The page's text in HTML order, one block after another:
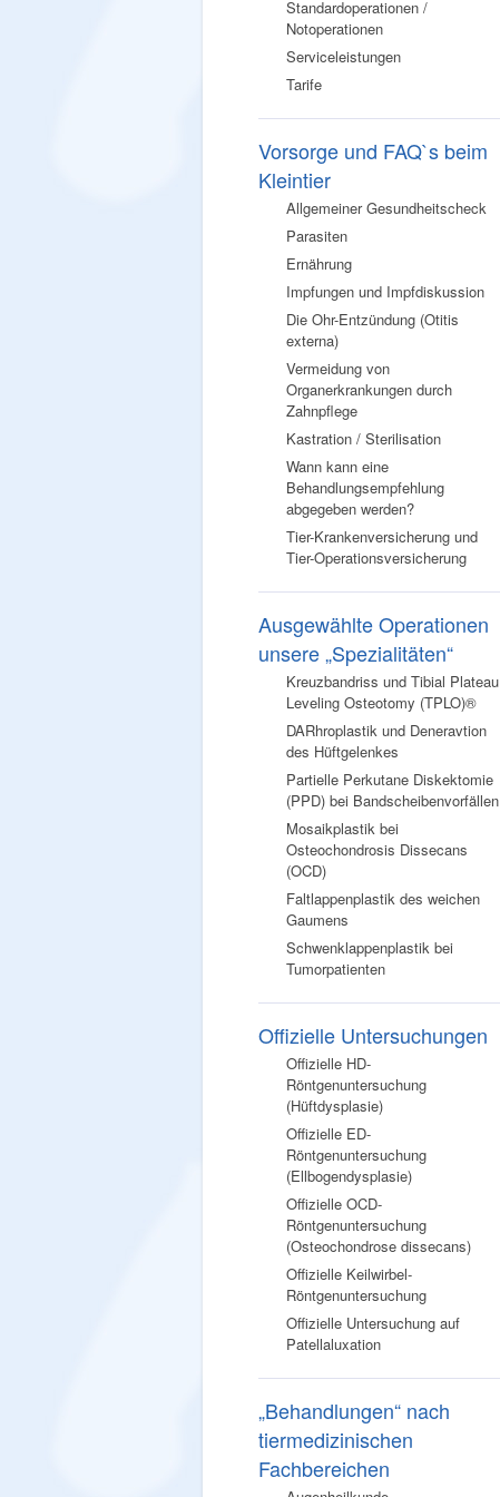
Standardoperationen /
Notoperationen
Serviceleistungen
Tarife
Vorsorge und FAQ`s beim
Kleintier
Allgemeiner Gesundheitscheck
Parasiten
Ernährung
Impfungen und Impfdiskussion
Die Ohr-Entzündung (Otitis
externa)
Vermeidung von
Organerkrankungen durch
Zahnpflege
Kastration / Sterilisation
Wann kann eine
Behandlungsempfehlung
abgegeben werden?
Tier-Krankenversicherung und
Tier-Operationsversicherung
Ausgewählte Operationen
unsere „Spezialitäten“
Kreuzbandriss und Tibial Plateau
Leveling Osteotomy (TPLO)®
DARhroplastik und Deneravtion
des Hüftgelenkes
Partielle Perkutane Diskektomie
(PPD) bei Bandscheibenvorfällen
Mosaikplastik bei
Osteochondrosis Dissecans
(OCD)
Faltlappenplastik des weichen
Gaumens
Schwenklappenplastik bei
Tumorpatienten
Offizielle Untersuchungen
Offizielle HD-
Röntgenuntersuchung
(Hüftdysplasie)
Offizielle ED-
Röntgenuntersuchung
(Ellbogendysplasie)
Offizielle OCD-
Röntgenuntersuchung
(Osteochondrose dissecans)
Offizielle Keilwirbel-
Röntgenuntersuchung
Offizielle Untersuchung auf
Patellaluxation
„Behandlungen“ nach
tiermedizinischen
Fachbereichen